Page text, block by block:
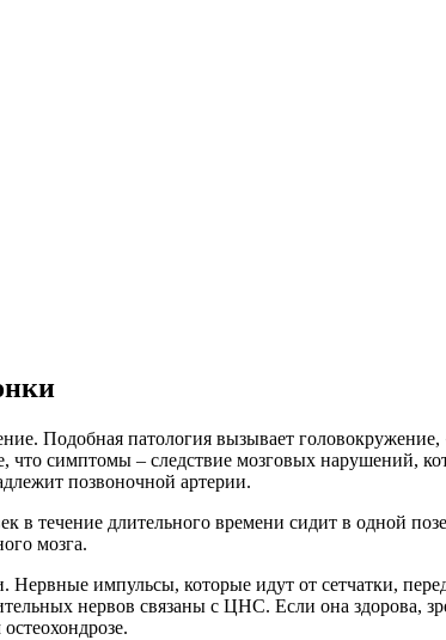
Подобная патология вызывает
симптомы – следствие мозговых нарушений,
позвоночной артерии.
в течение длительного времени сидит в одной
мозга.
импульсы, которые идут от сетчатки,
нервов связаны с ЦНС. Если она здорова,